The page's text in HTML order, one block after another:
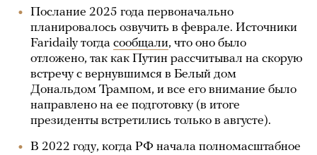
Послание 2025 года первоначально
планировалось озвучить в феврале. Источники
Faridaily тогда сообщали, что оно было
отложено, так как Путин рассчитывал на скорую
встречу с вернувшимся в Белый дом
Дональдом Трампом, и все его внимание было
направлено на ее подготовку (в итоге
президенты встретились только в августе).
В 2022 году, когда РФ начала полномасштабное